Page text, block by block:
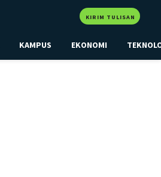
KIRIM TULISAN
KAMPUS EKONOMI